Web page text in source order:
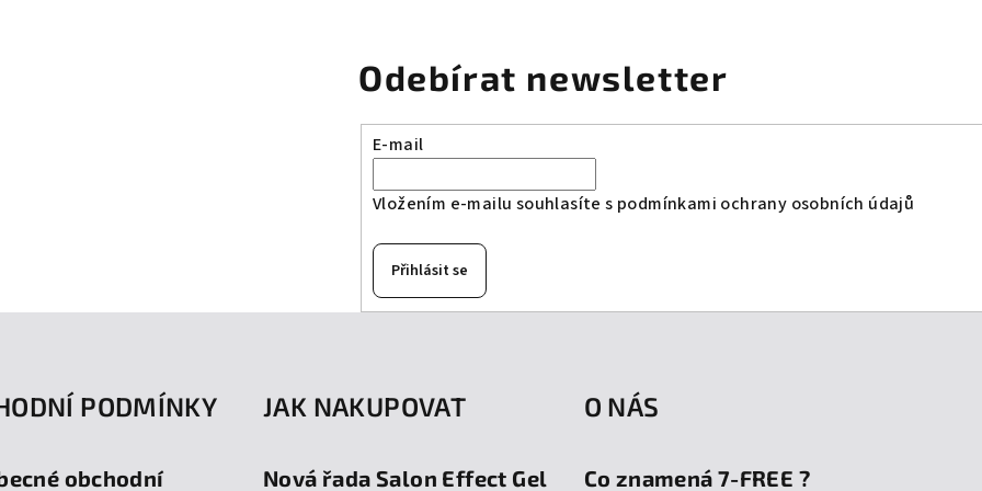
Odebírat newsletter
E-mail
Vložením e-mailu souhlasíte s podmínkami ochrany osobních údajů
Přihlásit se
PODMÍNKY
obchodní
JAK NAKUPOVAT
Nová řada Salon Effect Gel
O NÁS
Co znamená 7-FREE ?